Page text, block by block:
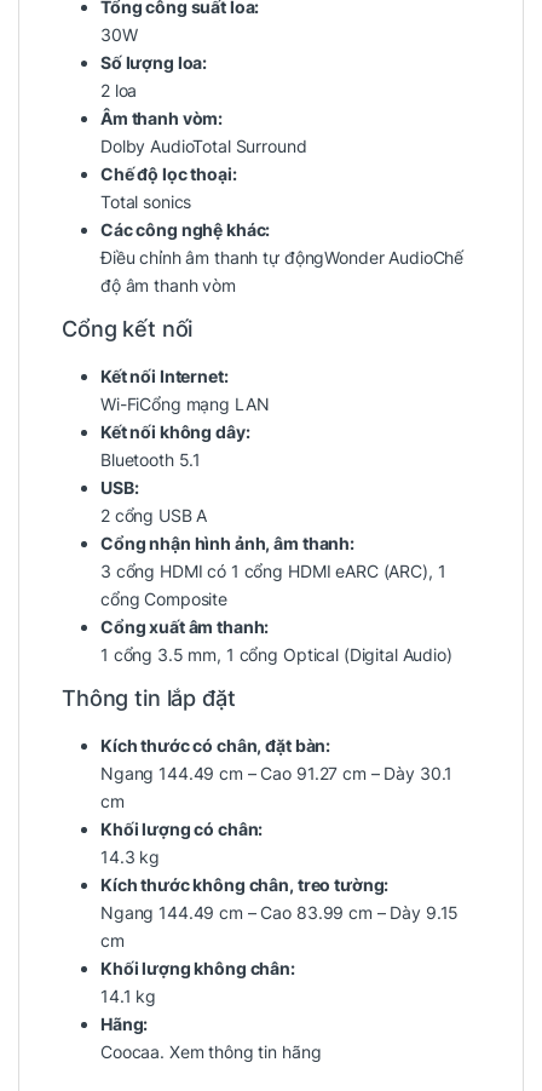
Tổng công suất loa:
30W
Số lượng loa:
2 loa
Âm thanh vòm:
Dolby AudioTotal Surround
Chế độ lọc thoại:
Total sonics
Các công nghệ khác:
Điều chỉnh âm thanh tự độngWonder AudioChế
độ âm thanh vòm
Cổng kết nối
Kết nối Internet:
Wi-FiCổng mạng LAN
Kết nối không dây:
Bluetooth 5.1
USB:
2 cổng USB A
Cổng nhận hình ảnh, âm thanh:
3 cổng HDMI có 1 cổng HDMI eARC (ARC), 1
cổng Composite
Cổng xuất âm thanh:
1 cổng 3.5 mm, 1 cổng Optical (Digital Audio)
Thông tin lắp đặt
Kích thước có chân, đặt bàn:
Ngang 144.49 cm – Cao 91.27 cm – Dày 30.1
cm
Khối lượng có chân:
14.3 kg
Kích thước không chân, treo tường:
Ngang 144.49 cm – Cao 83.99 cm – Dày 9.15
cm
Khối lượng không chân:
14.1 kg
Hãng:
Coocaa. Xem thông tin hãng